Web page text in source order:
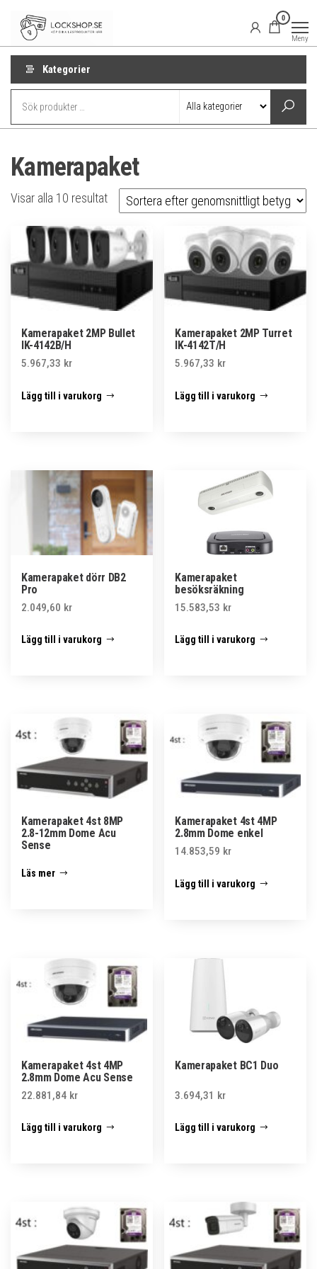
innehåll
0
Meny
Kategorier
Kamerapaket
Visar alla 10 resultatSortera
efter
genomsnittligt
betyg
Kamerapaket 2MP Bullet
IK-4142B/H
5.967,33 kr
Lägg till i varukorg
Kamerapaket 2MP Turret
IK-4142T/H
5.967,33 kr
Lägg till i varukorg
Kamerapaket dörr DB2
Pro
2.049,60 kr
Lägg till i varukorg
Kamerapaket
besöksräkning
15.583,53 kr
Lägg till i varukorg
Kamerapaket 4st 8MP
2.8-12mm Dome Acu
Sense
Läs mer
Kamerapaket 4st 4MP
2.8mm Dome enkel
14.853,59 kr
Lägg till i varukorg
Kamerapaket 4st 4MP
2.8mm Dome Acu Sense
22.881,84 kr
Lägg till i varukorg
Kamerapaket BC1 Duo
3.694,31 kr
Lägg till i varukorg